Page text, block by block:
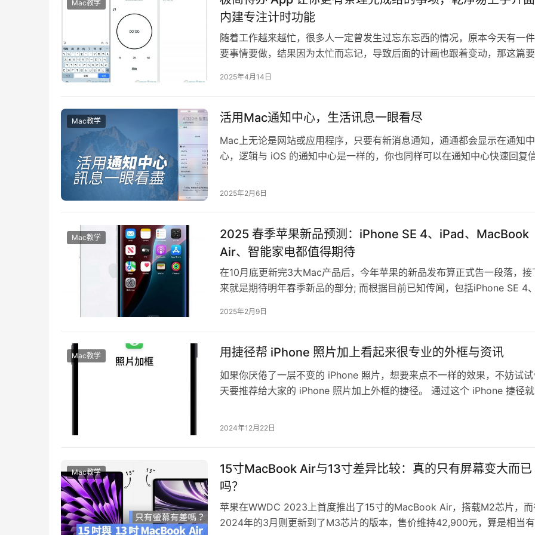
Mac教学
内建专注计时功能
随着工作越来越忙，很多人一定曾发生过忘东忘西的情况，原本今天有一
要事情要做，结果因为太忙而忘记，导致后面的计画也跟着变动，那这篇要
2025年4月14日
Mac教学 活用Mac通知中心，生活讯息一眼看尽
Mac上无论是网站或应用程序，只要有新消息通知，通通都会显示在通知中
心，逻辑与 iOS 的通知中心是一样的，你也同样可以在通知中心快速回复
2025年2月6日
Mac教学
2025 春季苹果新品预测：iPhone SE 4、iPad、MacBook
Air、智能家电都值得期待
在10月底更新完3大Mac产品后，今年苹果的新品发布算正式告一段落，接
来就是期待明年春季新品的部分; 而根据目前已知传闻，包括iPhone SE 4、
2025年2月9日
Mac教学 用捷径帮 iPhone 照片加上看起来很专业的外框与资讯
如果你厌倦了一层不变的 iPhone 照片，想要来点不一样的效果，不妨试
天要推荐给大家的 iPhone 照片加上外框的捷径。 通过这个 iPhone 捷径就
2024年12月22日
Mac教学
15寸MacBook Air与13寸差异比较：真的只有屏幕变大而已
吗？
苹果在WWDC 2023上首度推出了15寸的MacBook Air，搭载M2芯片，而
2024年的3月则更新到了M3芯片的版本，售价维持42,900元，算是相当有